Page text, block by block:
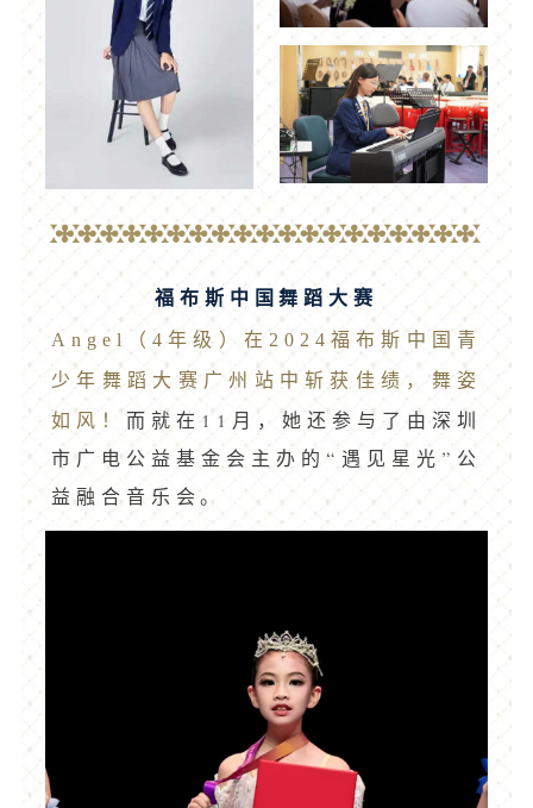
福布斯中国舞蹈大赛
Angel（4年级）在2024福布斯中国青
少年舞蹈大赛广州站中斩获佳绩，舞姿
如风！
而就在11月，她还参与了由深圳
市广电公益基金会主办的“遇见星光”公
益融合音乐会。